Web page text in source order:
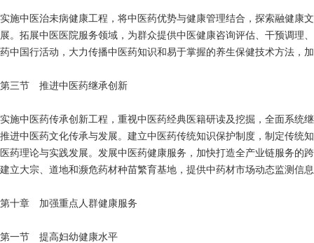
实施中医治未病健康工程，将中医药优势与健康管理结合，探索融健康
展。拓展中医医院服务领域，为群众提供中医健康咨询评估、干预调理
药中国行活动，大力传播中医药知识和易于掌握的养生保健技术方法，
第三节 推进中医药继承创新
实施中医药传承创新工程，重视中医药经典医籍研读及挖掘，全面系统
推进中医药文化传承与发展。建立中医药传统知识保护制度，制定传统
医药理论与实践发展。发展中医药健康服务，加快打造全产业链服务
建立大宗、道地和濒危药材种苗繁育基地，提供中药材市场动态监测信
第十章 加强重点人群健康服务
第一节 提高妇幼健康水平